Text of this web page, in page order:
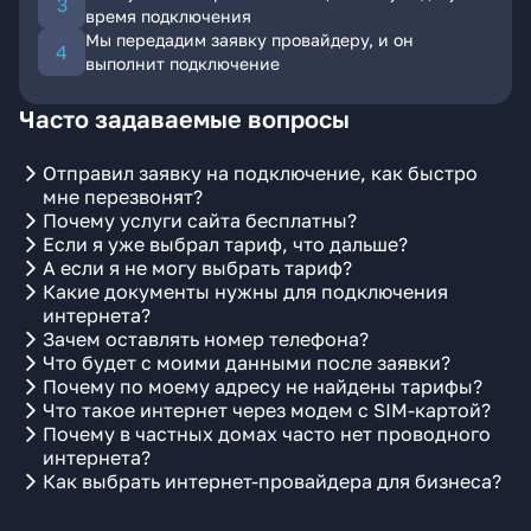
время подключения
Мы передадим заявку провайдеру, и он
выполнит подключение
Часто задаваемые вопросы
Отправил заявку на подключение, как быстро
мне перезвонят?
Почему услуги сайта бесплатны?
Если я уже выбрал тариф, что дальше?
А если я не могу выбрать тариф?
Какие документы нужны для подключения
интернета?
Зачем оставлять номер телефона?
Что будет с моими данными после заявки?
Почему по моему адресу не найдены тарифы?
Что такое интернет через модем с SIM-картой?
Почему в частных домах часто нет проводного
интернета?
Как выбрать интернет-провайдера для бизнеса?